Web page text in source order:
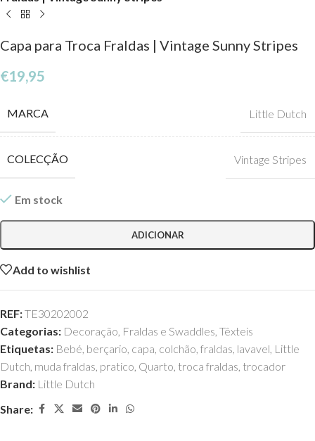
Capa para Troca Fraldas | Vintage Sunny Stripes
€19,95
MARCA Little Dutch
COLECÇÃO Vintage Stripes
Em stock
ADICIONAR
Add to wishlist
REF:TE30202002
Categorias: Decoração, Fraldas e Swaddles, Têxteis
Etiquetas: Bebé, berçario, capa, colchão, fraldas, lavavel, Little
Dutch, muda fraldas, pratico, Quarto, troca fraldas, trocador
Brand: Little Dutch
Share: